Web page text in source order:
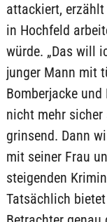
attackiert,
in Hochfeld
würde. „Das will
junger Mann mit
Bomberjacke
nicht mehr sicher
grinsend. Dann
mit seiner Frau
steigenden
Tatsächlich